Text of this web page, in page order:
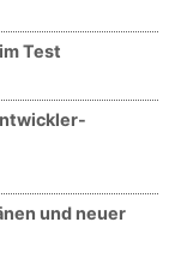
Test
und neuer